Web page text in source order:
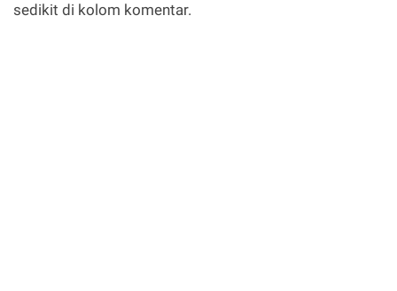
sedikit di kolom komentar.